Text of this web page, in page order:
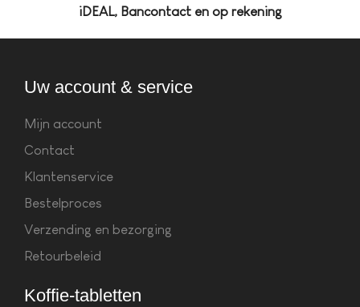
iDEAL, Bancontact en op rekening
Uw account & service
Mijn account
Contact
Klantenservice
Bestelproces
Verzending en bezorging
Retourbeleid
Koffie-tabletten